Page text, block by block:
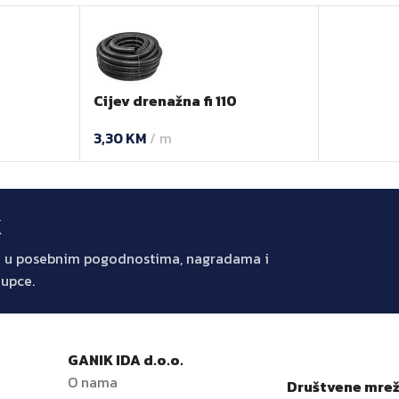
Cijev drenažna fi 110
3,30KM m
posebnim pogodnostima, nagradama i
GANIK IDA d.o.o.
O nama
Društvene